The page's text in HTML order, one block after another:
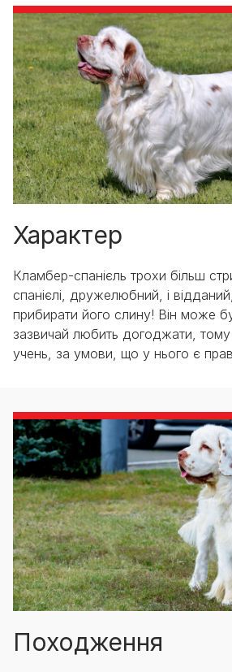
Характер
Кламбер-спанієль трохи більш
спанієлі, дружелюбний, і
прибирати його слину! Він може
зазвичай любить догоджати,
учень, за умови, що у нього є
Походження